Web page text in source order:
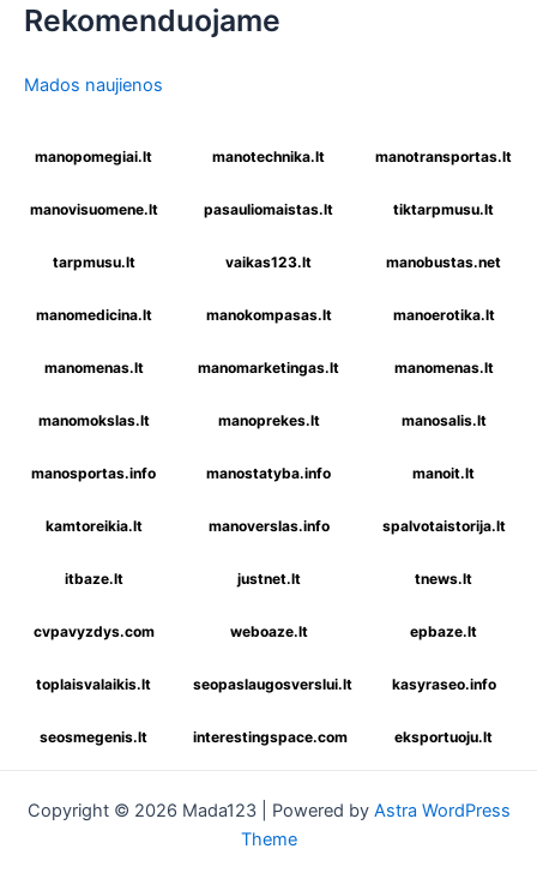
Rekomenduojame
Mados naujienos
manopomegiai.lt manotechnika.lt manotransportas.lt
manovisuomene.lt pasauliomaistas.lt tiktarpmusu.lt
tarpmusu.lt vaikas123.lt manobustas.net
manomedicina.lt manokompasas.lt manoerotika.lt
manomenas.lt manomarketingas.lt manomenas.lt
manomokslas.lt manoprekes.lt manosalis.lt
manosportas.info manostatyba.info manoit.lt
kamtoreikia.lt manoverslas.info spalvotaistorija.lt
itbaze.lt justnet.lt tnews.lt
cvpavyzdys.com weboaze.lt epbaze.lt
toplaisvalaikis.lt seopaslaugosverslui.lt kasyraseo.info
seosmegenis.lt interestingspace.com eksportuoju.lt
Copyright © 2026 Mada123 | Powered by Astra WordPress
Theme